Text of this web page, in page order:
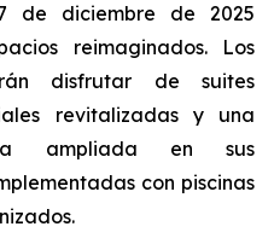
de diciembre de 2025
reimaginados. Los
disfrutar de suites
revitalizadas y una
ampliada en sus
con piscinas